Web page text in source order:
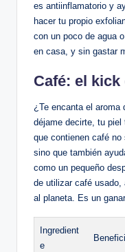
es antiinflamatorio y
hacer tu propio
con un poco de agua
en casa, y sin gastar
Café: el
¿Te encanta el aroma
déjame decirte, tu
que contienen café
sino que también
como un pequeño
de utilizar café
al planeta. Es un
Ingredient
e